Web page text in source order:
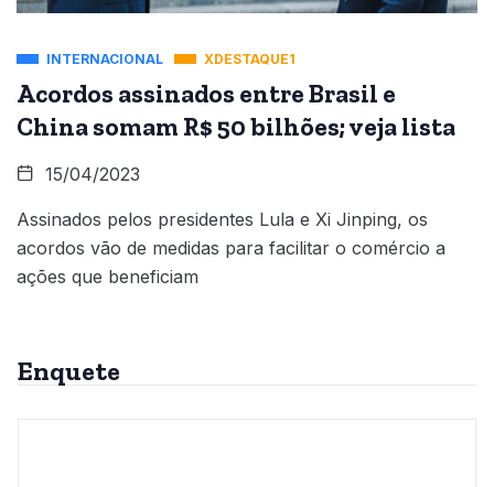
INTERNACIONAL XDESTAQUE1
Acordos assinados entre Brasil e
China somam R$ 50 bilhões; veja lista
15/04/2023
Assinados pelos presidentes Lula e Xi Jinping, os
acordos vão de medidas para facilitar o comércio a
ações que beneficiam
Enquete